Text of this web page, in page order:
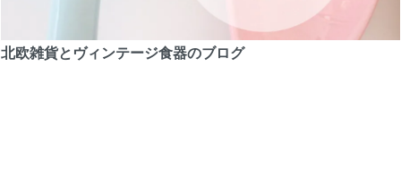
北欧雑貨とヴィンテージ食器のブログ